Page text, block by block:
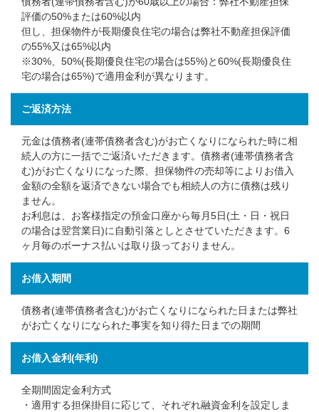
評価の50%または60%以内
但し、担保物件が長期優良住宅の場合は弊社不動産担保評価
の55%又は65%以内
※30%、50%(長期優良住宅の場合は55%)と60%(長期優良住
宅の場合は65%)で適用金利が異なります。
ご返済方法
元金は債務者(連帯債務者含む)がお亡くなりになられた時に相
続人の方に一括でご返済いただきます。債務者(連帯債務者含
む)がお亡くなりになった際、担保物件の売却等によりお借入
金額の全額を返済できない場合でも相続人の方に債務は残り
ません。
お利息は、お客様指定の預金口座から毎月5日(土・日・祝日
の場合は翌営業日)に自動引落としとさせていただきます。6
ヶ月毎のボーナス払いは取り扱っておりません。
お借入期間
債務者(連帯債務者含む)がお亡くなりになられた日または弊社
がお亡くなりになられた事実を知り得た日までの期間
お借入金利(年利)
全期間固定金利方式
・適用する担保掛目に応じて、それぞれ融資金利を設定しま